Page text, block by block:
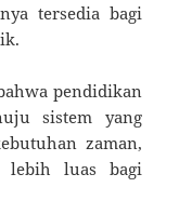
tersedia bagi
pendidikan
sistem yang
zaman,
lebih luas bagi